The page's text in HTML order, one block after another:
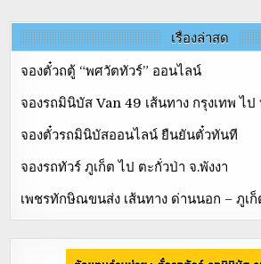
เรื่องล่าสุด
จองตั๋วถตู้ “พศวัตทัวร์” ออนไลน์
จองรถมินิบัส Van 49 เส้นทาง กรุงเทพ ไป
จองตั๋วรถมินิบัสออนไลน์ ยืนยันตั๋วทันที
จองรถทัวร์ ภูเก็ต ไป ตะกั่วป่า จ.พังงา
เพชรทักษิณขนส่ง เส้นทาง ด่านนอก – ภูเก็